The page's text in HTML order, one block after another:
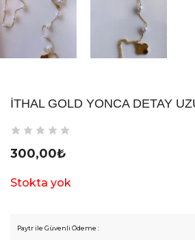
İTHAL GOLD YONCA DETAY
300,00₺
Stokta yok
Paytr ile Güvenli Ödeme :